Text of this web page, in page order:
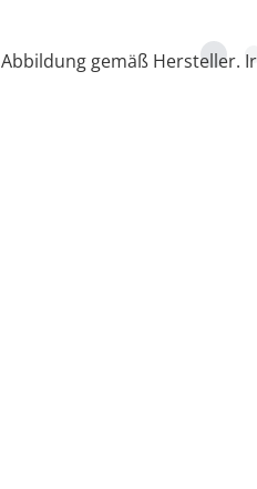
Abbildung gemäß Hersteller.